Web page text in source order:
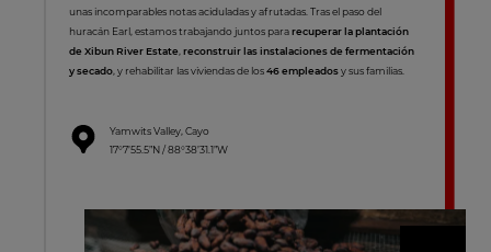
unas incomparables notas aciduladas y afrutadas. Tras el paso del
huracán Earl, estamos trabajando juntos pararecuperar la plantación
de Xibun River Estate,reconstruir las instalaciones de fermentación
y secado, y rehabilitar las viviendas de los46 empleadosy sus familias.
Yamwits Valley, Cayo
17°7’55.5”N / 88°38’31.1”W